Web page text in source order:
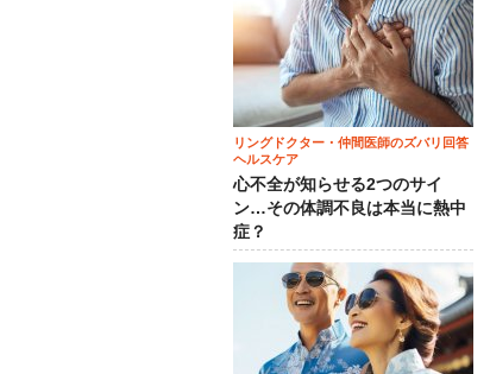
リングドクター・仲間医師のズバリ回答
ヘルスケア
心不全が知らせる2つのサイ
ン…その体調不良は本当に熱中
症？